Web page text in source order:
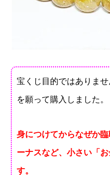
宝くじ目的ではありま
を願って購入しました。
身につけてからなぜか
ーナスなど、小さい「
す。